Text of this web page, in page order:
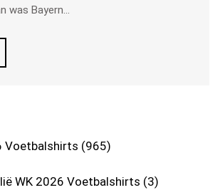
was Bayern...
Voetbalshirts 965
WK 2026 Voetbalshirts 3